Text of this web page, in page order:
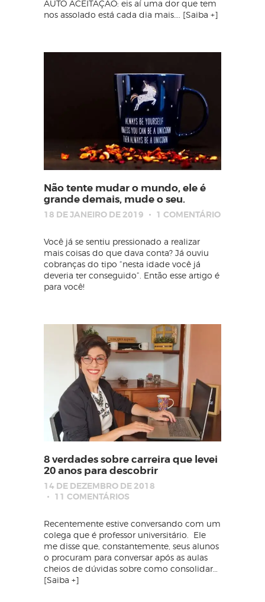
AUTO ACEITAÇÃO: eis aí uma dor que tem
nos assolado está cada dia mais…. [Saiba +]
Não tente mudar o mundo, ele é
grande demais, mude o seu.
18 DE JANEIRO DE 2019 1 COMENTÁRIO
Você já se sentiu pressionado a realizar
mais coisas do que dava conta? Já ouviu
cobranças do tipo “nesta idade você já
deveria ter conseguido”. Então esse artigo é
para você!
8 verdades sobre carreira que levei
20 anos para descobrir
14 DE DEZEMBRO DE 2018
11 COMENTÁRIOS
Recentemente estive conversando com um
colega que é professor universitário. Ele
me disse que, constantemente, seus alunos
o procuram para conversar após as aulas
cheios de dúvidas sobre como consolidar…
[Saiba +]